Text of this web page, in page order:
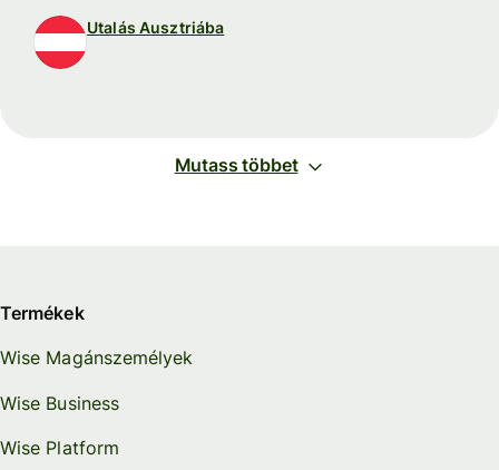
Utalás Ausztriába
Mutass többet
Termékek
Wise Magánszemélyek
Wise Business
Wise Platform